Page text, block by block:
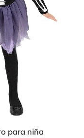
para niña